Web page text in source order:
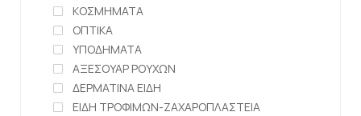
ΚΟΣΜΗΜΑΤΑ
ΟΠΤΙΚΑ
ΥΠΟΔΗΜΑΤΑ
ΑΞΕΣΟΥΑΡ ΡΟΥΧΩΝ
ΔΕΡΜΑΤΙΝΑ ΕΙΔΗ
ΕΙΔΗ ΤΡΟΦΙΜΩΝ-ΖΑΧΑΡΟΠΛΑΣΤΕΙΑ